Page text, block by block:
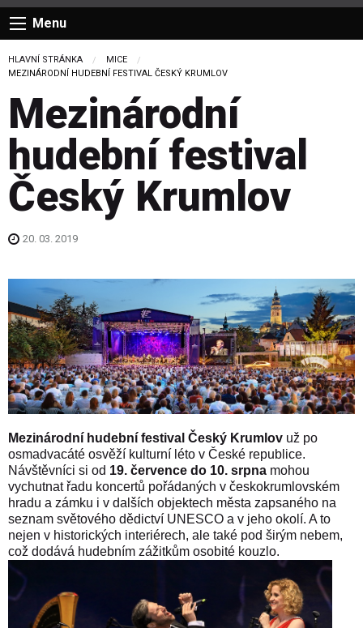
Menu
HLAVNÍ STRÁNKA
MICE
CURRENT:
MEZINÁRODNÍ HUDEBNÍ FESTIVAL ČESKÝ KRUMLOV
Mezinárodní
hudební festival
Český Krumlov
20. 03. 2019
Mezinárodní hudební festival Český Krumlov už po
osmadvacáté osvěží kulturní léto v České republice.
Návštěvníci si od 19. července do 10. srpna mohou
vychutnat řadu koncertů pořádaných v českokrumlovském
hradu a zámku i v dalších objektech města zapsaného na
seznam světového dědictví UNESCO a v jeho okolí. A to
nejen v historických interiérech, ale také pod širým nebem,
což dodává hudebním zážitkům osobité kouzlo.